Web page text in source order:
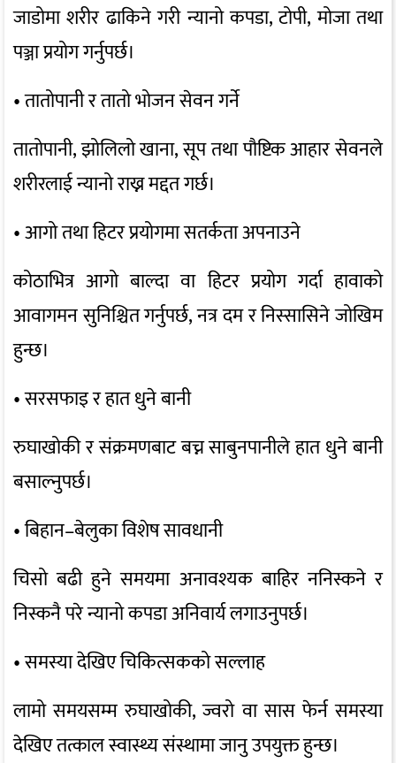
जाडोमा शरीर ढाकिने गरी न्यानो कपडा, टोपी, मोजा तथा
पञ्जा प्रयोग गर्नुपर्छ।
• तातोपानी र तातो भोजन सेवन गर्ने
तातोपानी, झोलिलो खाना, सूप तथा पौष्टिक आहार सेवनले
शरीरलाई न्यानो राख्न मद्दत गर्छ।
• आगो तथा हिटर प्रयोगमा सतर्कता अपनाउने
कोठाभित्र आगो बाल्दा वा हिटर प्रयोग गर्दा हावाको
आवागमन सुनिश्चित गर्नुपर्छ, नत्र दम र निस्सासिने जोखिम
हुन्छ।
• सरसफाइ र हात धुने बानी
रुघाखोकी र संक्रमणबाट बच्न साबुनपानीले हात धुने बानी
बसाल्नुपर्छ।
• बिहान–बेलुका विशेष सावधानी
चिसो बढी हुने समयमा अनावश्यक बाहिर ननिस्कने र
निस्कनै परे न्यानो कपडा अनिवार्य लगाउनुपर्छ।
• समस्या देखिए चिकित्सकको सल्लाह
लामो समयसम्म रुघाखोकी, ज्वरो वा सास फेर्न समस्या
देखिए तत्काल स्वास्थ्य संस्थामा जानु उपयुक्त हुन्छ।